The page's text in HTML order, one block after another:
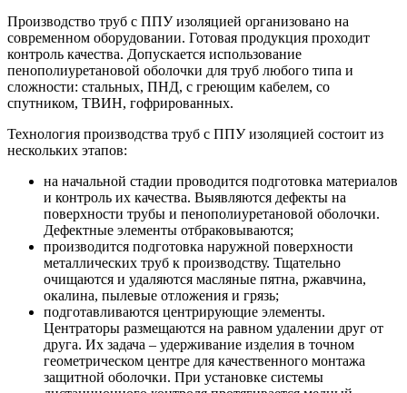
Производство труб с ППУ изоляцией организовано на
современном оборудовании. Готовая продукция проходит
контроль качества. Допускается использование
пенополиуретановой оболочки для труб любого типа и
сложности: стальных, ПНД, с греющим кабелем, со
спутником, ТВИН, гофрированных.
Технология производства труб с ППУ изоляцией состоит из
нескольких этапов:
на начальной стадии проводится подготовка материалов
и контроль их качества. Выявляются дефекты на
поверхности трубы и пенополиуретановой оболочки.
Дефектные элементы отбраковываются;
производится подготовка наружной поверхности
металлических труб к производству. Тщательно
очищаются и удаляются масляные пятна, ржавчина,
окалина, пылевые отложения и грязь;
подготавливаются центрирующие элементы.
Центраторы размещаются на равном удалении друг от
друга. Их задача – удерживание изделия в точном
геометрическом центре для качественного монтажа
защитной оболочки. При установке системы